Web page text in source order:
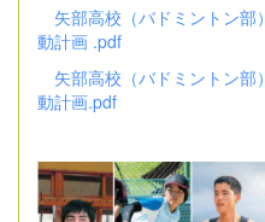
矢部高校（バドミントン
動計画 .pdf
矢部高校（バドミントン
動計画.pdf